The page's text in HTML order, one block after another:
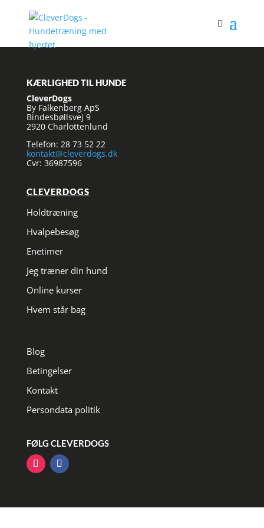
KÆRLIGHED TIL HUNDE
CleverDogs
By Falkenberg ApS
Bindesbøllsvej 9
2920 Charlottenlund
Telefon: 28 73 52 22
kontakt@cleverdogs.dk
Cvr: 36987596
CLEVERDOGS
Holdtræning
Hvalpebesøg
Enetimer
Jeg træner din hund
Online kurser
Hvem står bag
Blog
Betingelser
Kontakt
Persondata politik
FØLG CLEVERDOGS